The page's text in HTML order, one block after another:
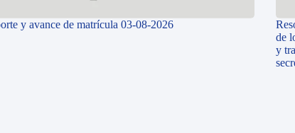
y avance de matrícula 03-08-2026
de
y